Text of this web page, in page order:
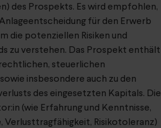
des Prospekts. Es wird empfohlen,
für den Erwerb
die potenziellen Risiken und
zu verstehen. Das Prospekt enthält
steuerlichen
insbesondere auch zu den
des eingesetzten Kapitals. Die
(wie Erfahrung und Kenntnisse,
Verlusttragfähigkeit, Risikotoleranz)